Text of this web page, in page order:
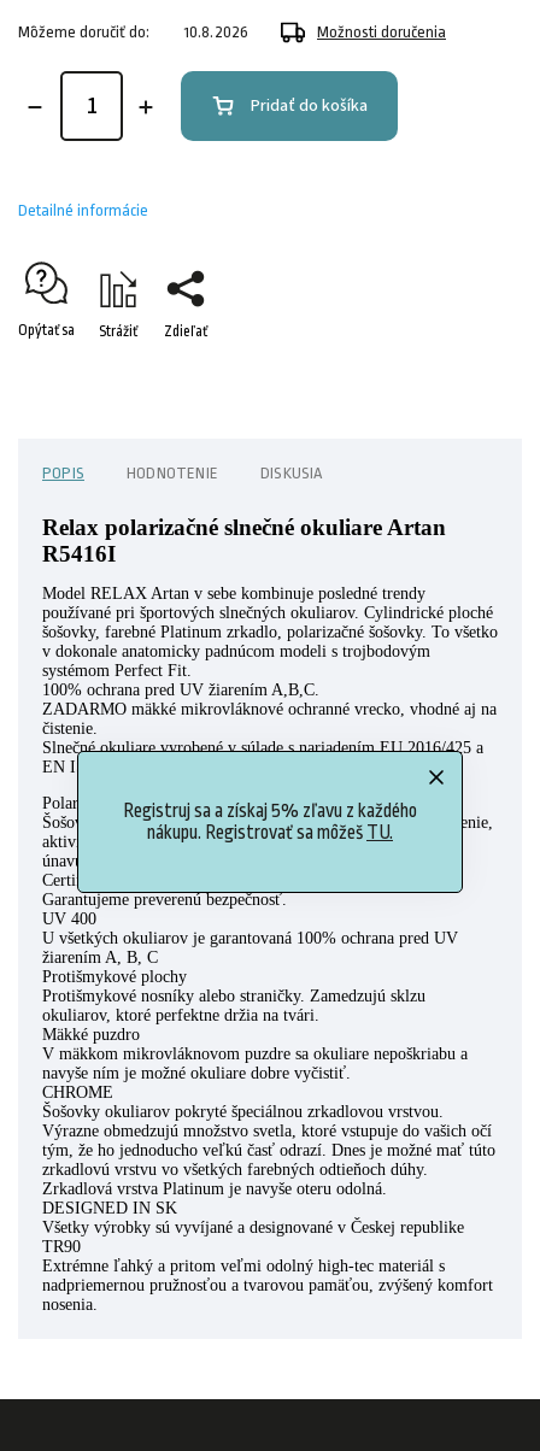
Registruj sa a získaj 5% zľavu z každého
nákupu. Registrovať sa môžeš TU.
Môžeme doručiť do: 10.8.2026 Možnosti doručenia
Pridať do košíka
Detailné informácie
Opýtať sa Strážiť Zdieľať
POPIS HODNOTENIE DISKUSIA
Relax polarizačné slnečné okuliare Artan
R5416I
Model RELAX Artan v sebe kombinuje posledné trendy
používané pri športových slnečných okuliarov. Cylindrické ploché
šošovky, farebné Platinum zrkadlo, polarizačné šošovky. To všetko
v dokonale anatomicky padnúcom modeli s trojbodovým
systémom Perfect Fit.
100% ochrana pred UV žiarením A,B,C.
ZADARMO mäkké mikrovláknové ochranné vrecko, vhodné aj na
čistenie.
Slnečné okuliare vyrobené v súlade s nariadením EU 2016/425 a
EN ISO 12312-1:2022
Polarized
Šošovky eliminujú nepríjemné odlesky, vhodné na šport, riadenie,
aktivity pri vode. Polarizácia uľavuje očiam a znižuje tak ich
únavu.
Certifikát
Garantujeme preverenú bezpečnosť.
UV 400
U všetkých okuliarov je garantovaná 100% ochrana pred UV
žiarením A, B, C
Protišmykové plochy
Protišmykové nosníky alebo straničky. Zamedzujú sklzu
okuliarov, ktoré perfektne držia na tvári.
Mäkké puzdro
V mäkkom mikrovláknovom puzdre sa okuliare nepoškriabu a
navyše ním je možné okuliare dobre vyčistiť.
CHROME
Šošovky okuliarov pokryté špeciálnou zrkadlovou vrstvou.
Výrazne obmedzujú množstvo svetla, ktoré vstupuje do vašich očí
tým, že ho jednoducho veľkú časť odrazí. Dnes je možné mať túto
zrkadlovú vrstvu vo všetkých farebných odtieňoch dúhy.
Zrkadlová vrstva Platinum je navyše oteru odolná.
DESIGNED IN SK
Všetky výrobky sú vyvíjané a designované v Českej republike
TR90
Extrémne ľahký a pritom veľmi odolný high-tec materiál s
nadpriemernou pružnosťou a tvarovou pamäťou, zvýšený komfort
nosenia.